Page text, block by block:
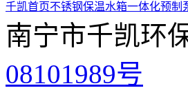
千凯首页不锈钢保温水箱一体化预制
南宁市千凯环
08101989号